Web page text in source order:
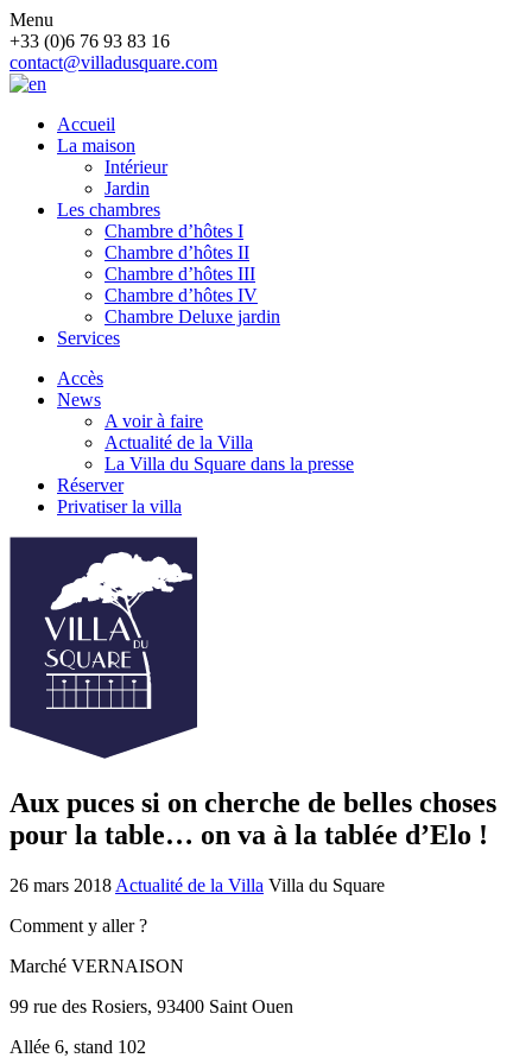
Menu
+33 (0)6 76 93 83 16
contact@villadusquare.com
Accueil
La maison
Intérieur
Jardin
Les chambres
Chambre d’hôtes I
Chambre d’hôtes II
Chambre d’hôtes III
Chambre d’hôtes IV
Chambre Deluxe jardin
Services
Accès
News
A voir à faire
Actualité de la Villa
La Villa du Square dans la presse
Réserver
Privatiser la villa
Aux puces si on cherche de belles choses
pour la table… on va à la tablée d’Elo !
26 mars 2018 Actualité de la Villa Villa du Square
Comment y aller ?
Marché VERNAISON
99 rue des Rosiers, 93400 Saint Ouen
Allée 6, stand 102